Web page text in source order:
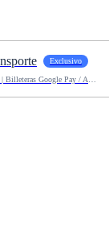
Exclusivo